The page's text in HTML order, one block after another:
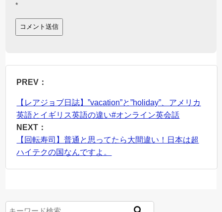
*
PREV：
【レアジョブ日誌】”vacation”と”holiday”、アメリカ
英語とイギリス英語の違い#オンライン英会話
NEXT：
【回転寿司】普通と思ってたら大間違い！日本は超
ハイテクの国なんですよ。